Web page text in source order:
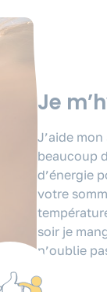
Je
J’aide
beaucoup
d’énergie
votre
soir je
n’oublie